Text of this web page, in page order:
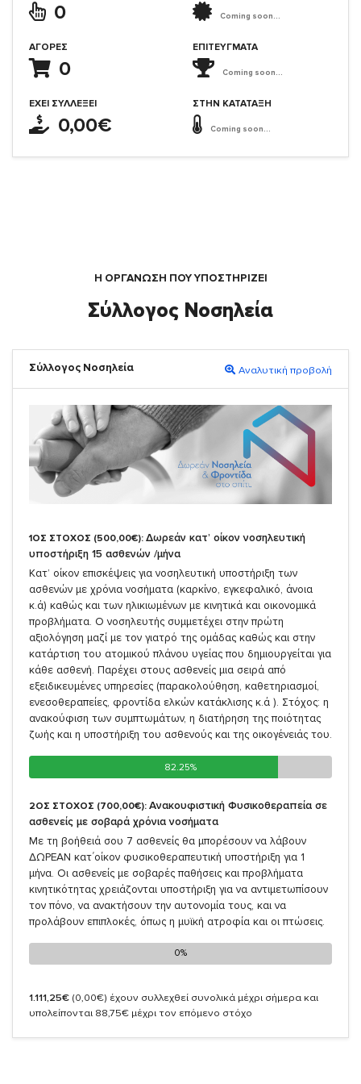
0
ΑΓΟΡΈΣ
0
ΈΧΕΙ ΣΥΛΛΈΞΕΙ
0,00€
Coming soon...
ΕΠΙΤΕΎΓΜΑΤΑ
Coming soon...
ΣΤΗΝ ΚΑΤΆΤΑΞΗ
Coming soon...
Η ΟΡΓΆΝΩΣΗ ΠΟΥ ΥΠΟΣΤΗΡΙΖΕΙ
Σύλλογος Νοσηλεία
Σύλλογος Νοσηλεία Αναλυτική προβολή
1ΟΣ ΣΤΟΧΟΣ (500,00€): Δωρεάν κατ’ οίκον νοσηλευτική
υποστήριξη 15 ασθενών /μήνα
Κατ’ οίκον επισκέψεις για νοσηλευτική υποστήριξη των
ασθενών με χρόνια νοσήματα (καρκίνο, εγκεφαλικό, άνοια
κ.ά) καθώς και των ηλικιωμένων με κινητικά και οικονομικά
προβλήματα. Ο νοσηλευτής συμμετέχει στην πρώτη
αξιολόγηση μαζί με τον γιατρό της ομάδας καθώς και στην
κατάρτιση του ατομικού πλάνου υγείας που δημιουργείται για
κάθε ασθενή. Παρέχει στους ασθενείς μια σειρά από
εξειδικευμένες υπηρεσίες (παρακολούθηση, καθετηριασμοί,
ενεσοθεραπείες, φροντίδα ελκών κατάκλισης κ.ά ). Στόχος: η
ανακούφιση των συμπτωμάτων, η διατήρηση της ποιότητας
ζωής και η υποστήριξη του ασθενούς και της οικογένειάς του.
82.25%
82.25%
2ΟΣ ΣΤΟΧΟΣ (700,00€): Ανακουφιστική Φυσικοθεραπεία σε
ασθενείς με σοβαρά χρόνια νοσήματα
Με τη βοήθειά σου 7 ασθενείς θα μπορέσουν να λάβουν
ΔΩΡΕΑΝ κατ΄οίκον φυσικοθεραπευτική υποστήριξη για 1
μήνα. Οι ασθενείς με σοβαρές παθήσεις και προβλήματα
κινητικότητας χρειάζονται υποστήριξη για να αντιμετωπίσουν
τον πόνο, να ανακτήσουν την αυτονομία τους, και να
προλάβουν επιπλοκές, όπως η μυϊκή ατροφία και οι πτώσεις.
0%
0%
1.111,25€ (0,00€) έχουν συλλεχθεί συνολικά μέχρι σήμερα και
υπολείπονται 88,75€ μέχρι τον επόμενο στόχο